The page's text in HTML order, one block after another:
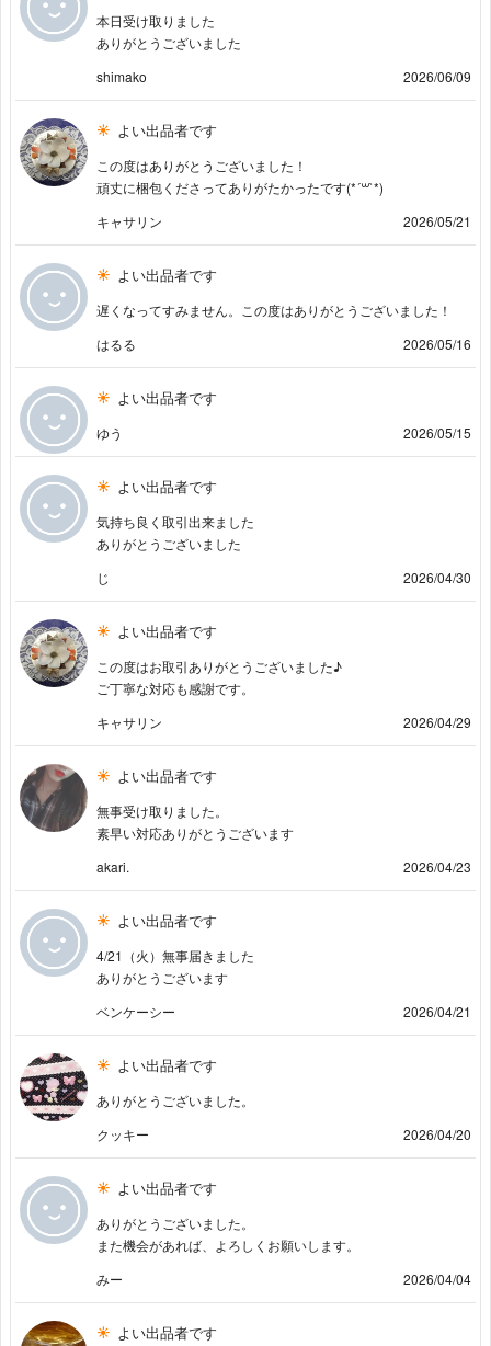
本日受け取りました
ありがとうございました
shimako
2026/06/09
よい出品者です
この度はありがとうございました！
頑丈に梱包くださってありがたかったです(*´꒳`*)
キャサリン
2026/05/21
よい出品者です
遅くなってすみません。この度はありがとうございました！
はるる
2026/05/16
よい出品者です
ゆう 2026/05/15
よい出品者です
気持ち良く取引出来ました
ありがとうございました
じ
2026/04/30
よい出品者です
この度はお取引ありがとうございました♪
ご丁寧な対応も感謝です。
キャサリン
2026/04/29
よい出品者です
無事受け取りました。
素早い対応ありがとうございます
akari.
2026/04/23
よい出品者です
4/21（火）無事届きました
ありがとうございます
ベンケーシー
2026/04/21
よい出品者です
ありがとうございました。
クッキー
2026/04/20
よい出品者です
ありがとうございました。
また機会があれば、よろしくお願いします。
みー
2026/04/04
よい出品者です